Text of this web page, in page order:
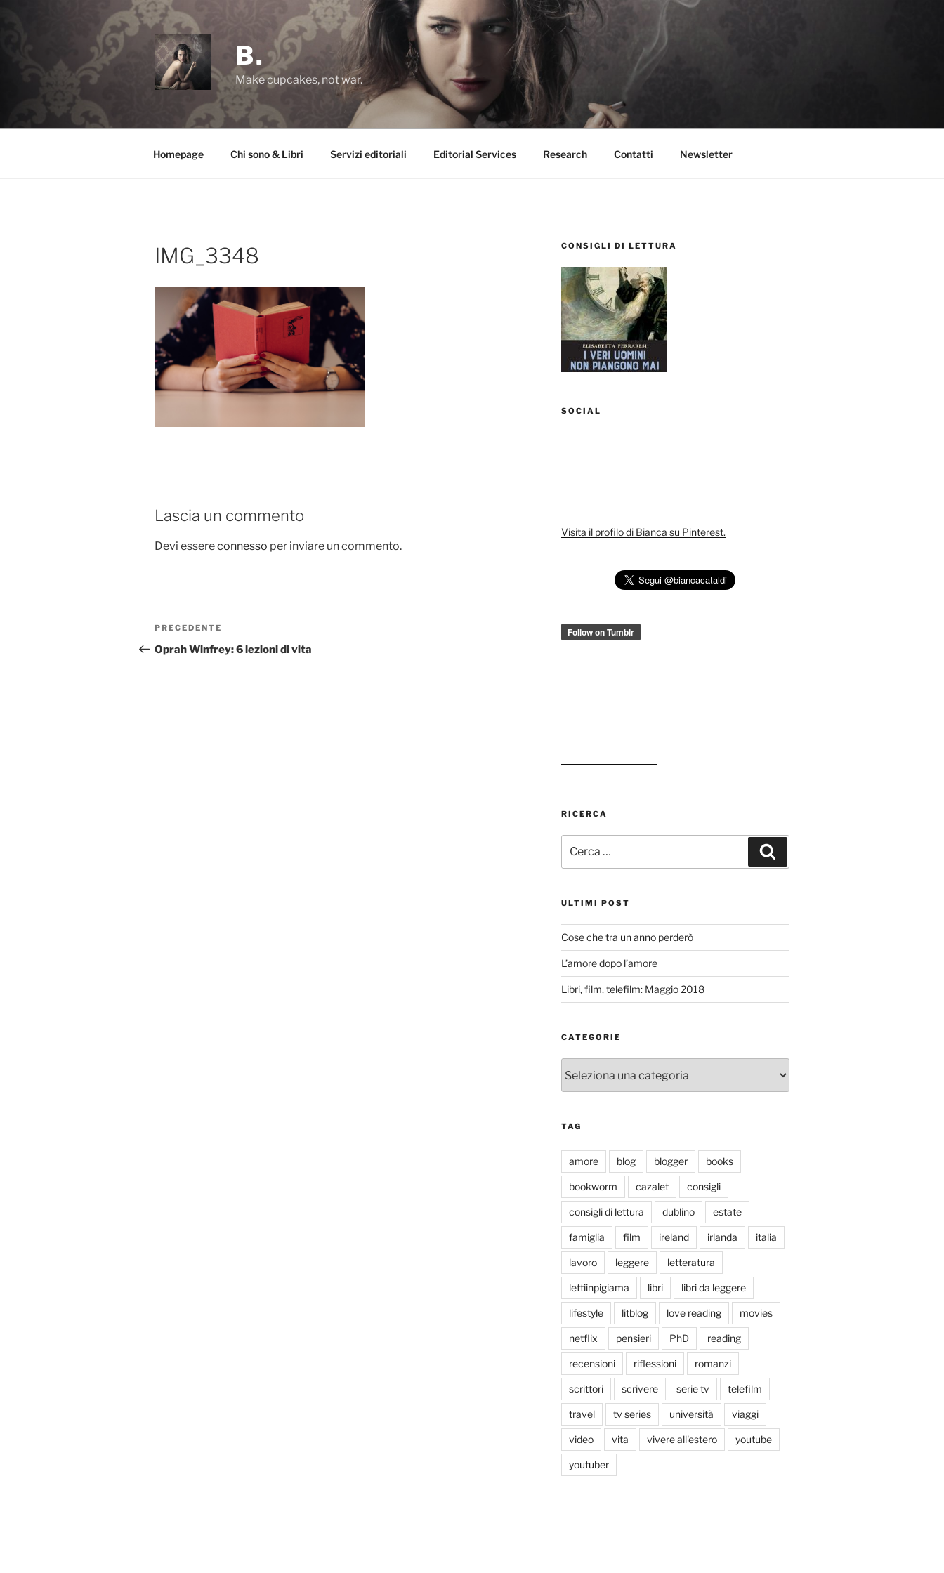
B.
Make cupcakes, not war.
Homepage Chi sono & Libri Servizi editoriali Editorial Services Research Contatti Newsletter
IMG_3348
Lascia un commento
Devi essereconnesso per inviare un commento.
Navigazione
articoli
Articolo
precedente:
PRECEDENTE
Oprah Winfrey: 6 lezioni di vita
CONSIGLI DI LETTURA
SOCIAL
Visita il profilo di Bianca su Pinterest.
RICERCA
ULTIMI POST
Cose che tra un anno perderò
L’amore dopo l’amore
Libri, film, telefilm: Maggio 2018
CATEGORIE
TAG
amore blog blogger books
bookworm cazalet consigli
consigli di lettura dublino estate
famiglia film ireland irlanda italia
lavoro leggere letteratura
lettiinpigiama libri libri da leggere
lifestyle litblog love reading movies
netflix pensieri PhD reading
recensioni riflessioni romanzi
scrittori scrivere serie tv telefilm
travel tv series università viaggi
video vita vivere all'estero youtube
youtuber